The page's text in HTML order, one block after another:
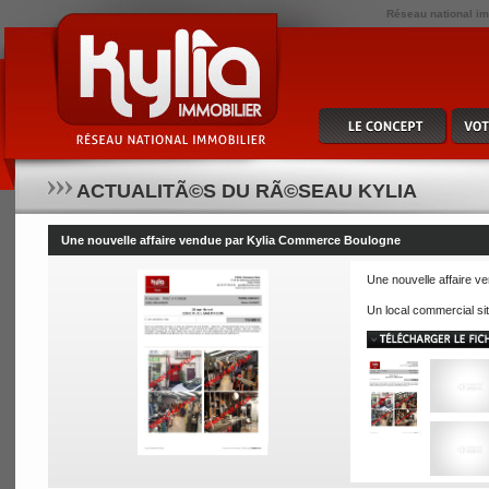
Réseau national
ACTUALITÃ©S DU RÃ©SEAU KYLIA
Une nouvelle affaire vendue par Kylia Commerce Boulogne
Une nouvelle affaire
Un local commercial